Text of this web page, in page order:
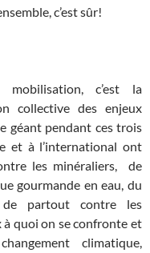
c’est sûr!
c’est la
collective des enjeux
géant pendant ces trois
et à l’international ont
les minéraliers, de
gourmande en eau, du
de partout contre les
quoi on se confronte et
climatique,